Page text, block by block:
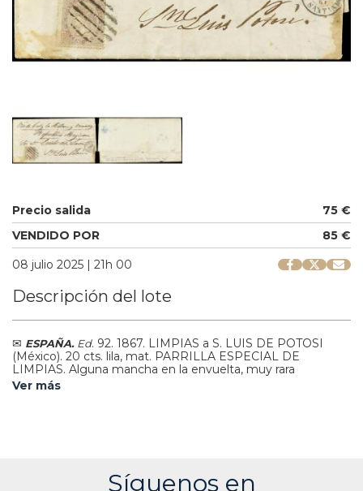
Precio salida
75 €
VENDIDO POR
85 €
08 julio 2025 | 21h 00
Descripción del lote
✉ ESPAÑA. Ed. 92. 1867. LIMPIAS a S. LUIS DE POTOSI
(México). 20 cts. lila, mat. PARRILLA ESPECIAL DE
LIMPIAS. Alguna mancha en la envuelta, muy rara
obliteración.
Ver más
Síguenos en